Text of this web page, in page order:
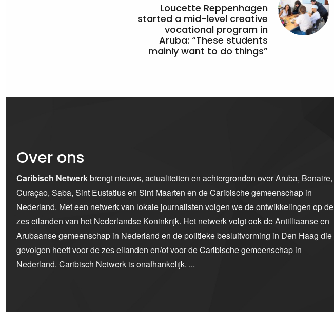
Loucette Reppenhagen
started a mid-level creative
vocational program in
Aruba: “These students
mainly want to do things”
Over ons
Caribisch Netwerkbrengt nieuws, actualiteiten en achtergronden over Aruba, Bonaire,
Curaçao, Saba, Sint Eustatius en Sint Maarten en de Caribische gemeenschap in
Nederland. Met een netwerk van lokale journalisten volgen we de ontwikkelingen op de
zes eilanden van het Nederlandse Koninkrijk. Het netwerk volgt ook de Antilliaanse en
Arubaanse gemeenschap in Nederland en de politieke besluitvorming in Den Haag die
gevolgen heeft voor de zes eilanden en/of voor de Caribische gemeenschap in
Nederland. Caribisch Netwerk is onafhankelijk. ...